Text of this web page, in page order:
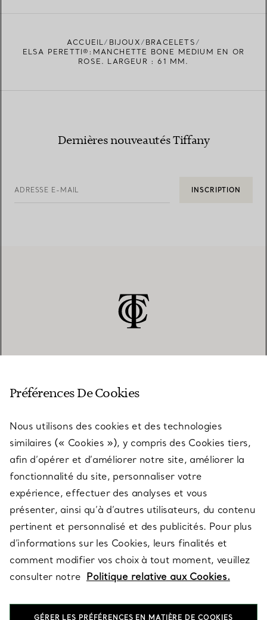
TROUVEZ LA BOUTIQUE LA PLUS PROCHE
ACCUEIL BIJOUX
BRACELETS
ELSA PERETTI®:MANCHETTE BONE MEDIUM EN OR
ROSE. LARGEUR : 61 MM.
Dernières nouveautés Tiffany
ADRESSE E-MAIL INSCRIPTION
SERVICES
À PROPOS
QUESTIONS LÉGALES
SUIVEZ-NOUS
Préférences De Cookies
Nous utilisons des cookies et des technologies
similaires (« Cookies »), y compris des Cookies tiers,
afin d’opérer et d’améliorer notre site, améliorer la
fonctionnalité du site, personnaliser votre
expérience, effectuer des analyses et vous
présenter, ainsi qu’à d’autres utilisateurs, du contenu
pertinent et personnalisé et des publicités. Pour plus
d’informations sur les Cookies, leurs finalités et
comment modifier vos choix à tout moment, veuillez
consulter notre Politique relative aux Cookies.
GÉRER LES PRÉFÉRENCES EN MATIÈRE DE COOKIES